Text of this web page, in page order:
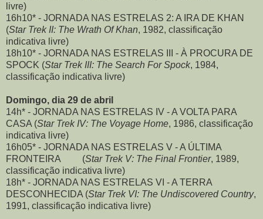
livre)
16h10* - JORNADA NAS ESTRELAS 2: A IRA DE KHAN
(Star Trek II: The Wrath Of Khan, 1982, classificação
indicativa livre)
18h10* - JORNADA NAS ESTRELAS III - À PROCURA DE
SPOCK (Star Trek III: The Search For Spock, 1984,
classificação indicativa livre)
Domingo, dia 29 de abril
14h* - JORNADA NAS ESTRELAS IV - A VOLTA PARA
CASA (Star Trek IV: The Voyage Home, 1986, classificação
indicativa livre)
16h05* - JORNADA NAS ESTRELAS V - A ÚLTIMA
FRONTEIRA (Star Trek V: The Final Frontier, 1989,
classificação indicativa livre)
18h* - JORNADA NAS ESTRELAS VI - A TERRA
DESCONHECIDA (Star Trek VI: The Undiscovered Country,
1991, classificação indicativa livre)